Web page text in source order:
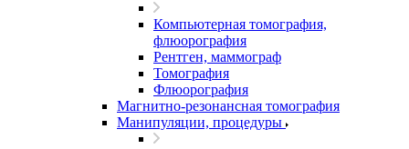
Компьютерная томография,
флюорография
Рентген, маммограф
Томография
Флюорография
Магнитно-резонансная томография
Манипуляции, процедуры